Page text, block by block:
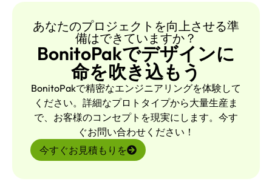
あなたのプロジェクトを向上させる準
備はできていますか？
BonitoPakでデザインに
命を吹き込もう
BonitoPakで精密なエンジニアリングを体験して
ください。詳細なプロトタイプから大量生産ま
で、お客様のコンセプトを現実にします。今す
ぐお問い合わせください！
今すぐお見積もりを